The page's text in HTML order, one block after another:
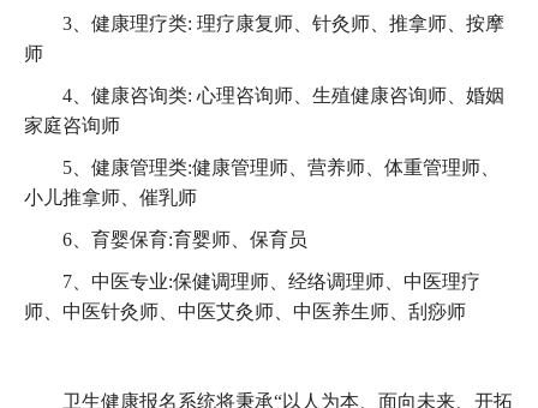
3、健康理疗类: 理疗康复师、针灸师、推拿师、按摩
师
4、健康咨询类: 心理咨询师、生殖健康咨询师、婚姻
家庭咨询师
5、健康管理类:健康管理师、营养师、体重管理师、
小儿推拿师、催乳师
6、育婴保育:育婴师、保育员
7、中医专业:保健调理师、经络调理师、中医理疗
师、中医针灸师、中医艾灸师、中医养生师、刮痧师
卫生健康报名系统将秉承“以人为本、面向未来、开拓